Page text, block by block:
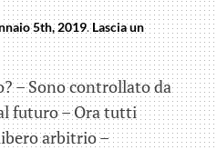
5th, 2019. Lascia un
– Sono controllato da
futuro – Ora tutti
arbitrio –